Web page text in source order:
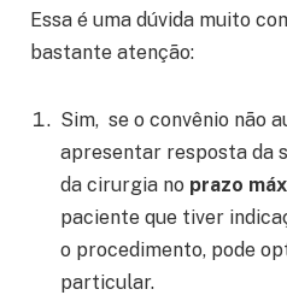
Essa é uma dúvida muito
bastante atenção:
Sim, se o convênio não
apresentar resposta da
da cirurgia no prazo
paciente que tiver
o procedimento, pode
particular.